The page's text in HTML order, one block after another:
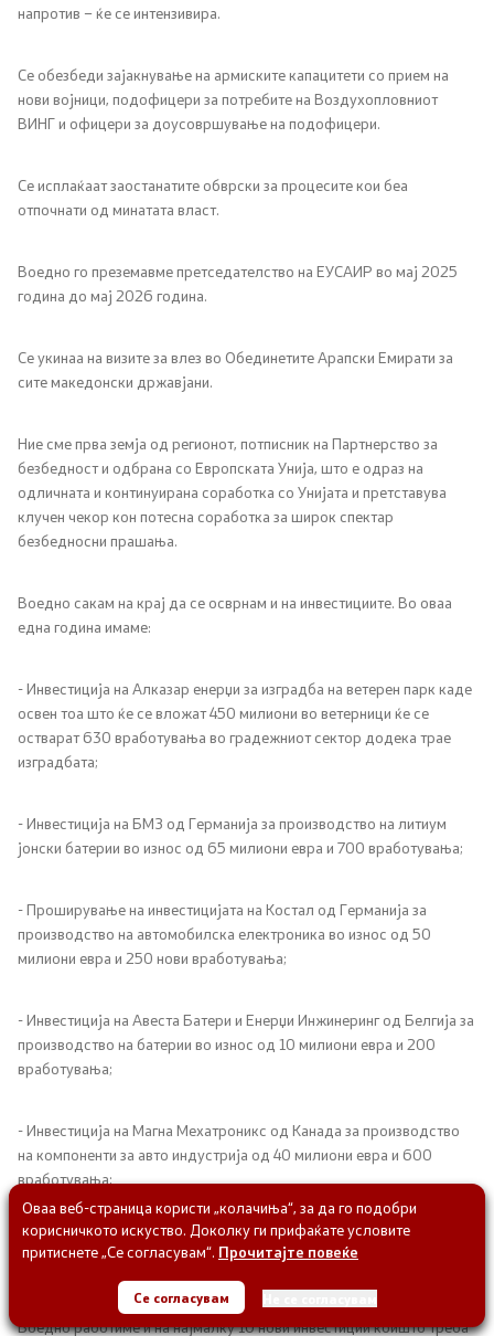
напротив – ќе се интензивира.
Се обезбеди зајакнување на армиските капацитети со прием на
нови војници, подофицери за потребите на Воздухопловниот
ВИНГ и офицери за доусовршување на подофицери.
Се исплаќаат заостанатите обврски за процесите кои беа
отпочнати од минатата власт.
Воедно го преземавме претседателство на ЕУСАИР во мај 2025
година до мај 2026 година.
Се укинаа на визите за влез во Обединетите Арапски Емирати за
сите македонски државјани.
Ние сме прва земја од регионот, потписник на Партнерство за
безбедност и одбрана со Европската Унија, што е одраз на
одличната и континуирана соработка со Унијата и претставува
клучен чекор кон потесна соработка за широк спектар
безбедносни прашања.
Воедно сакам на крај да се осврнам и на инвестициите. Во оваа
една година имаме:
- Инвестиција на Алказар енерџи за изградба на ветерен парк каде
освен тоа што ќе се вложат 450 милиони во ветерници ќе се
остварат 630 вработувања во градежниот сектор додека трае
изградбата;
- Инвестиција на БМЗ од Германија за производство на литиум
јонски батерии во износ од 65 милиони евра и 700 вработувања;
- Проширување на инвестицијата на Костал од Германија за
производство на автомобилска електроника во износ од 50
милиони евра и 250 нови вработувања;
- Инвестиција на Авеста Батери и Енерџи Инжинеринг од Белгија за
производство на батерии во износ од 10 милиони евра и 200
вработувања;
- Инвестиција на Магна Мехатроникс од Канада за производство
на компоненти за авто индустрија од 40 милиони евра и 600
вработувања;
- Инвестиција на Шахтерм од Турција за производство на делови
за бела техника во износ од 25 милиони евра и 200 вработувања.
Воедно работиме и на најмалку 10 нови инвестиции коишто треба
Оваа веб-страница користи „колачиња“, за да го подобри
корисничкото искуство. Доколку ги прифаќате условите
притиснете „Се согласувам“. Прочитајте повеќе
Се согласувам